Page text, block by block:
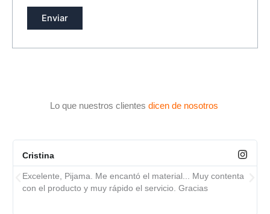
Lo que nuestros clientes dicen de nosotros
Cristina
Excelente, Pijama. Me encantó el material... Muy contenta
con el producto y muy rápido el servicio. Gracias